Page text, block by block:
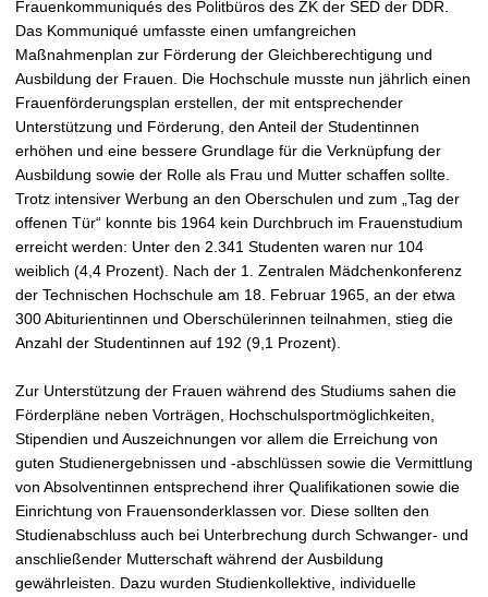
Frauenkommuniqués des Politbüros des ZK der SED der DDR.
Das Kommuniqué umfasste einen umfangreichen
Maßnahmenplan zur Förderung der Gleichberechtigung und
Ausbildung der Frauen. Die Hochschule musste nun jährlich einen
Frauenförderungsplan erstellen, der mit entsprechender
Unterstützung und Förderung, den Anteil der Studentinnen
erhöhen und eine bessere Grundlage für die Verknüpfung der
Ausbildung sowie der Rolle als Frau und Mutter schaffen sollte.
Trotz intensiver Werbung an den Oberschulen und zum „Tag der
offenen Tür“ konnte bis 1964 kein Durchbruch im Frauenstudium
erreicht werden: Unter den 2.341 Studenten waren nur 104
weiblich (4,4 Prozent). Nach der 1. Zentralen Mädchenkonferenz
der Technischen Hochschule am 18. Februar 1965, an der etwa
300 Abiturientinnen und Oberschülerinnen teilnahmen, stieg die
Anzahl der Studentinnen auf 192 (9,1 Prozent).
Zur Unterstützung der Frauen während des Studiums sahen die
Förderpläne neben Vorträgen, Hochschulsportmöglichkeiten,
Stipendien und Auszeichnungen vor allem die Erreichung von
guten Studienergebnissen und -abschlüssen sowie die Vermittlung
von Absolventinnen entsprechend ihrer Qualifikationen sowie die
Einrichtung von Frauensonderklassen vor. Diese sollten den
Studienabschluss auch bei Unterbrechung durch Schwanger- und
anschließender Mutterschaft während der Ausbildung
gewährleisten. Dazu wurden Studienkollektive, individuelle